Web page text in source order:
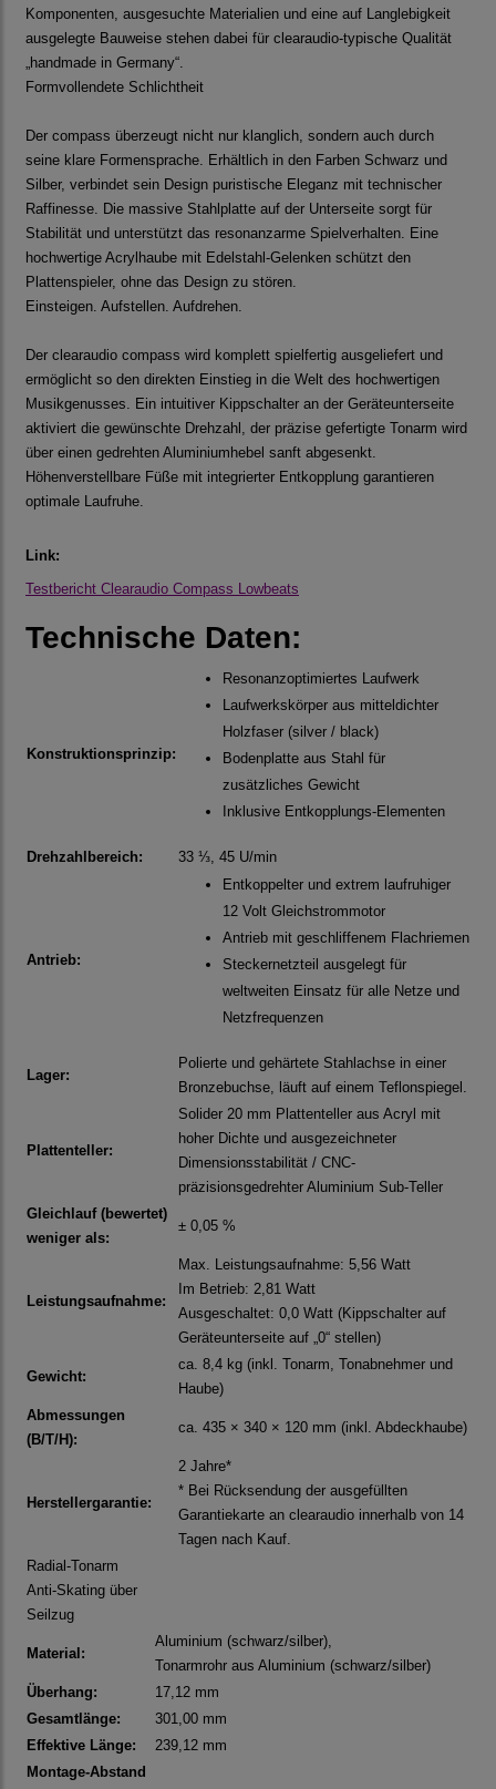
Komponenten, ausgesuchte Materialien und eine auf Langlebigkeit
ausgelegte Bauweise stehen dabei für clearaudio-typische Qualität
„handmade in Germany“.
Formvollendete Schlichtheit
Der compass überzeugt nicht nur klanglich, sondern auch durch
seine klare Formensprache. Erhältlich in den Farben Schwarz und
Silber, verbindet sein Design puristische Eleganz mit technischer
Raffinesse. Die massive Stahlplatte auf der Unterseite sorgt für
Stabilität und unterstützt das resonanzarme Spielverhalten. Eine
hochwertige Acrylhaube mit Edelstahl-Gelenken schützt den
Plattenspieler, ohne das Design zu stören.
Einsteigen. Aufstellen. Aufdrehen.
Der clearaudio compass wird komplett spielfertig ausgeliefert und
ermöglicht so den direkten Einstieg in die Welt des hochwertigen
Musikgenusses. Ein intuitiver Kippschalter an der Geräteunterseite
aktiviert die gewünschte Drehzahl, der präzise gefertigte Tonarm wird
über einen gedrehten Aluminiumhebel sanft abgesenkt.
Höhenverstellbare Füße mit integrierter Entkopplung garantieren
optimale Laufruhe.
Link:
Testbericht Clearaudio Compass Lowbeats
Technische Daten:
Konstruktionsprinzip:
Resonanzoptimiertes Laufwerk
Laufwerkskörper aus mitteldichter
Holzfaser (silver / black)
Bodenplatte aus Stahl für
zusätzliches Gewicht
Inklusive Entkopplungs-Elementen
Drehzahlbereich: 33 ⅓, 45 U/min
Antrieb:
Entkoppelter und extrem laufruhiger
12 Volt Gleichstrommotor
Antrieb mit geschliffenem Flachriemen
Steckernetzteil ausgelegt für
weltweiten Einsatz für alle Netze und
Netzfrequenzen
Lager:
Polierte und gehärtete Stahlachse in einer
Bronzebuchse, läuft auf einem Teflonspiegel.
Plattenteller:
Solider 20 mm Plattenteller aus Acryl mit
hoher Dichte und ausgezeichneter
Dimensionsstabilität / CNC-
präzisionsgedrehter Aluminium Sub-Teller
Gleichlauf (bewertet)
weniger als:
± 0,05 %
Leistungsaufnahme:
Max. Leistungsaufnahme: 5,56 Watt
Im Betrieb: 2,81 Watt
Ausgeschaltet: 0,0 Watt (Kippschalter auf
Geräteunterseite auf „0“ stellen)
Gewicht:
ca. 8,4 kg (inkl. Tonarm, Tonabnehmer und
Haube)
Abmessungen
(B/T/H):
ca. 435 × 340 × 120 mm (inkl. Abdeckhaube)
Herstellergarantie:
2 Jahre*
* Bei Rücksendung der ausgefüllten
Garantiekarte an clearaudio innerhalb von 14
Tagen nach Kauf.
Radial-Tonarm
Anti-Skating über
Seilzug
Material:
Aluminium (schwarz/silber),
Tonarmrohr aus Aluminium (schwarz/silber)
Überhang:
17,12 mm
Gesamtlänge:
301,00 mm
Effektive Länge:
239,12 mm
Montage-Abstand